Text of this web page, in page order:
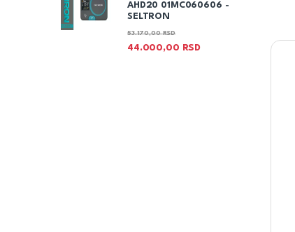
AHD20 01MC060606 -
SELTRON
44.000,00 RSD
53.170,00RSD